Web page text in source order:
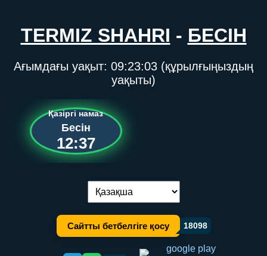
TERMIZ SHAHRI - БЕСІН
Ағымдағы уақыт: 09:23:03 (құрылғыңыздың
уақыты)
Қазіргі намаз
Бесін
12:37
Тілді ауыстыру:
Сайтты бетбелгіге қосу 18098